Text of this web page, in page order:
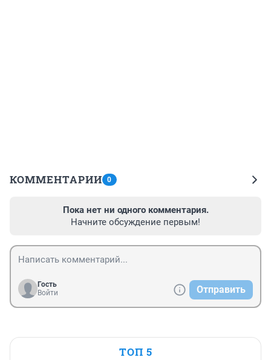
КОММЕНТАРИИ 0
Пока нет ни одного комментария.
Начните обсуждение первым!
Гость
Войти
Отправить
ТОП 5